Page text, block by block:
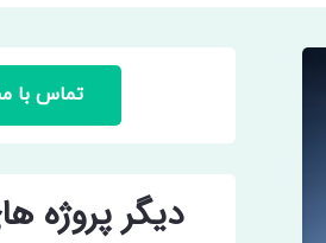
تماس با
دیگر پروژه